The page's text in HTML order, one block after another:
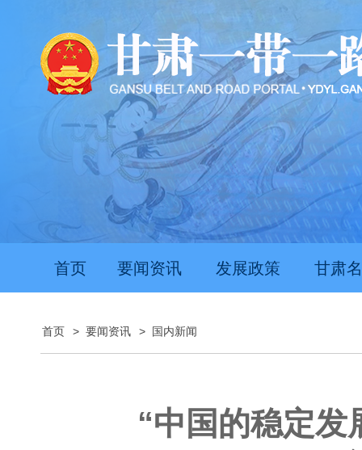
首页 要闻资讯 发展政策 甘肃
首页 > 要闻资讯 > 国内新闻
“中国的稳定